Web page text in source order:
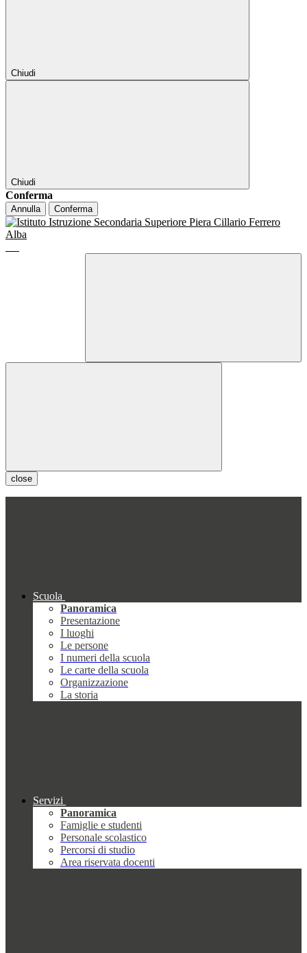
Chiudi
Chiudi
Conferma
Annulla Conferma
close
Scuola
Panoramica
Presentazione
I luoghi
Le persone
I numeri della scuola
Le carte della scuola
Organizzazione
La storia
Servizi
Panoramica
Famiglie e studenti
Personale scolastico
Percorsi di studio
Area riservata docenti